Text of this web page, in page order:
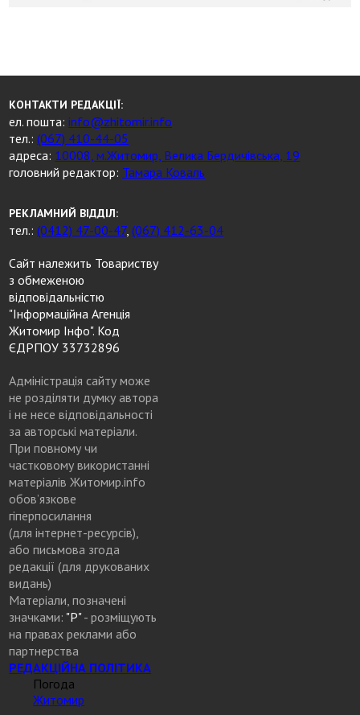
КОНТАКТИ РЕДАКЦІЇ:
ел. пошта:info@zhitomir.info
тел.:(067) 410-44-05
адреса: 10008, м.Житомир, Велика Бердичівська, 19
головний редактор: Тамара Коваль
РЕКЛАМНИЙ ВІДДІЛ:
тел.:(0412) 47-00-47,(067) 412-63-04
Сайт належить Товариству
з обмеженою
відповідальністю
"Інформаційна Агенція
Житомир Інфо". Код
ЄДРПОУ 33732896
Адміністрація сайту може
не розділяти думку автора
і не несе відповідальності
за авторські матеріали.
При повному чи
частковому використанні
матеріалів Житомир.info
обов’язкове
гіперпосилання
(для інтернет-ресурсів),
або письмова згода
редакції (для друкованих
видань)
Матеріали, позначені
значками: "Р"- розміщують
на правах реклами або
партнерства
РЕДАКЦІЙНА ПОЛІТИКА
Погода
Житомир